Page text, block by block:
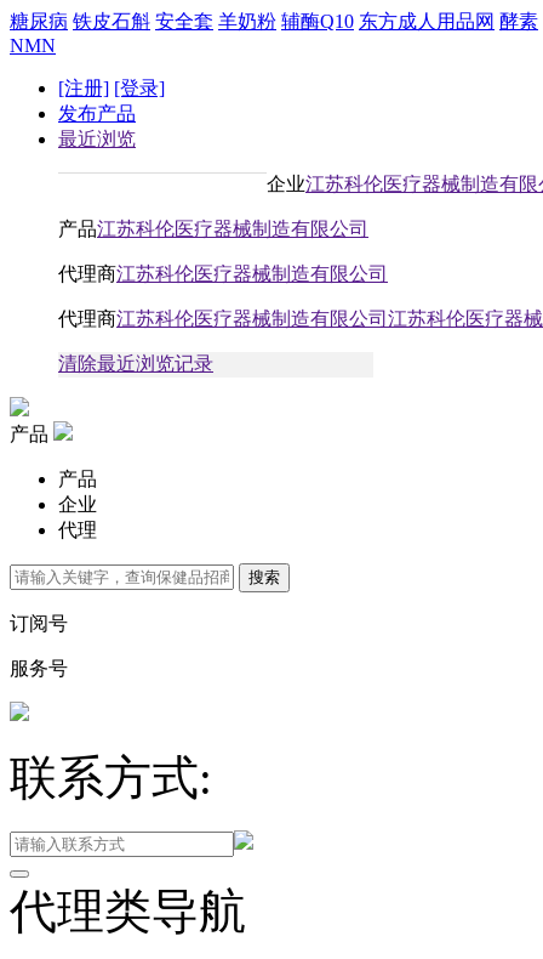
糖尿病 铁皮石斛 安全套 羊奶粉 辅酶Q10 东方成人用品网 酵素
NMN
[注册] [登录]
发布产品
最近浏览
企业江苏科伦医疗器械制造有限
产品江苏科伦医疗器械制造有限公司
代理商江苏科伦医疗器械制造有限公司
代理商江苏科伦医疗器械制造有限公司江苏科伦医疗器
清除最近浏览记录
产品
产品
企业
代理
订阅号
服务号
联系方式:
代理类导航